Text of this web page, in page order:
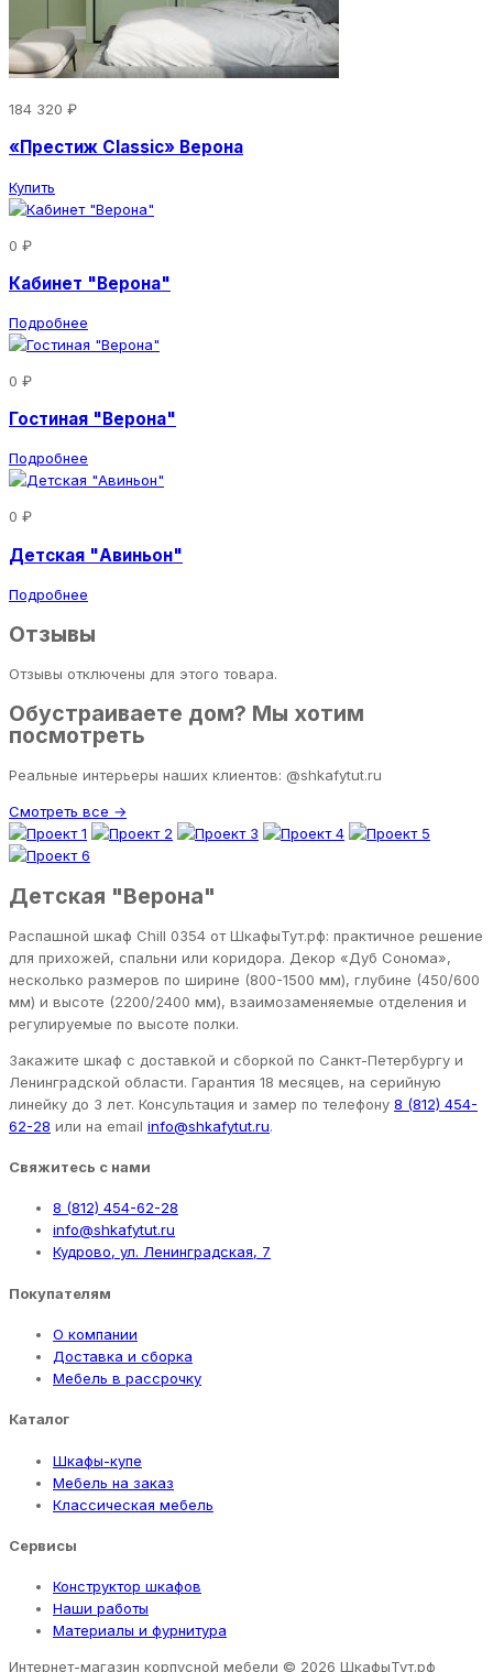
184 320 ₽
«Престиж Classic» Верона
Купить
0 ₽
Кабинет "Верона"
Подробнее
0 ₽
Гостиная "Верона"
Подробнее
0 ₽
Детская "Авиньон"
Подробнее
Отзывы
Отзывы отключены для этого товара.
Обустраиваете дом? Мы хотим
посмотреть
Реальные интерьеры наших клиентов: @shkafytut.ru
Смотреть все →
Детская "Верона"
Распашной шкаф Chill 0354 от ШкафыТут.рф: практичное решение
для прихожей, спальни или коридора. Декор «Дуб Сонома»,
несколько размеров по ширине (800-1500 мм), глубине (450/600
мм) и высоте (2200/2400 мм), взаимозаменяемые отделения и
регулируемые по высоте полки.
Закажите шкаф с доставкой и сборкой по Санкт-Петербургу и
Ленинградской области. Гарантия 18 месяцев, на серийную
линейку до 3 лет. Консультация и замер по телефону 8 (812) 454-
62-28 или на email info@shkafytut.ru.
Свяжитесь с нами
8 (812) 454-62-28
info@shkafytut.ru
Кудрово, ул. Ленинградская, 7
Покупателям
О компании
Доставка и сборка
Мебель в рассрочку
Каталог
Шкафы-купе
Мебель на заказ
Классическая мебель
Сервисы
Конструктор шкафов
Наши работы
Материалы и фурнитура
Интернет-магазин корпусной мебели © 2026 ШкафыТут.рф